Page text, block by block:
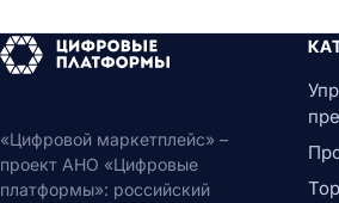
«Цифровой маркетплейс» –
проект АНО «Цифровые
платформы»: российский